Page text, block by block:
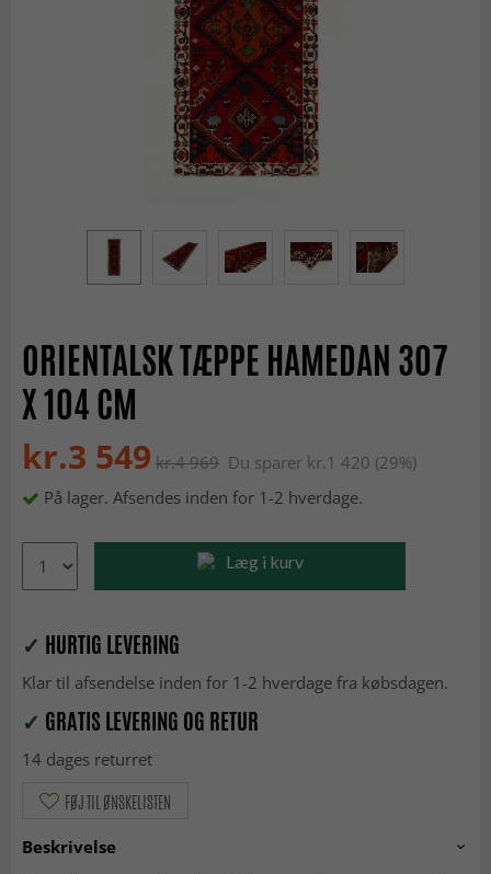
ORIENTALSK TÆPPE HAMEDAN 307
X 104 CM
kr.3 549 kr.4 969 Du sparer kr.1 420 (29%)
På lager. Afsendes inden for 1-2 hverdage.
Læg i kurv
✓ HURTIG LEVERING
Klar til afsendelse inden for 1-2 hverdage fra købsdagen.
✓ GRATIS LEVERING OG RETUR
14 dages returret
FØJ TIL ØNSKELISTEN
Beskrivelse